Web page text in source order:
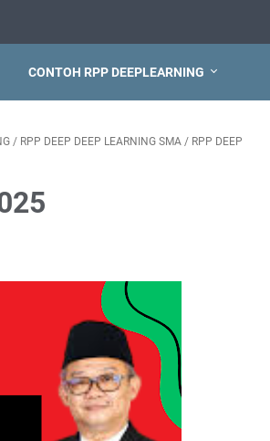
CONTOH RPP DEEPLEARNING
/ RPP DEEP DEEP LEARNING SMA / RPP DEEP